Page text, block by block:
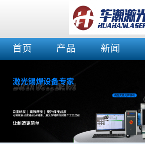
首页 产品 新闻